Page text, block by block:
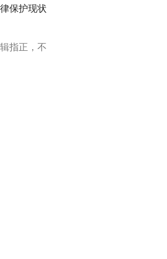
保护现状
指正，不